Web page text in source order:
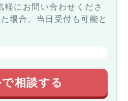
軽にお問い合わせくださ
場合、当日受付も可能と
相談する